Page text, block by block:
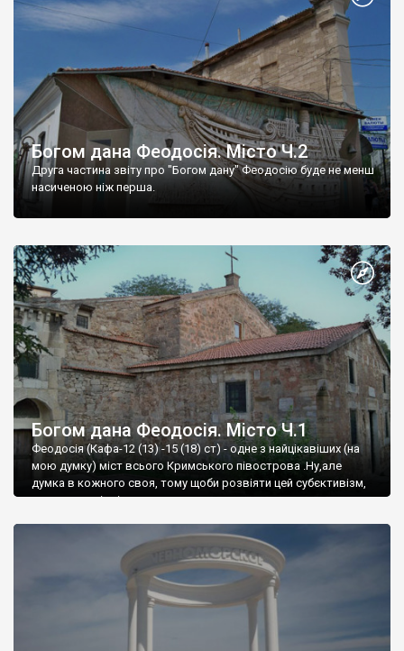
Богом дана Феодосія. Місто Ч.2
Друга частина звіту про "Богом дану" Феодосію буде не менш
насиченою ніж перша.
Богом дана Феодосія. Місто Ч.1
Феодосія (Кафа-12 (13) -15 (18) ст) - одне з найцікавіших (на
мою думку) міст всього Кримського півострова .Ну,але
думка в кожного своя, тому щоби розвіяти цей субєктивізм,
запрошую відвідати це